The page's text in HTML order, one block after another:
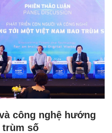
công nghệ hướng
trùm số